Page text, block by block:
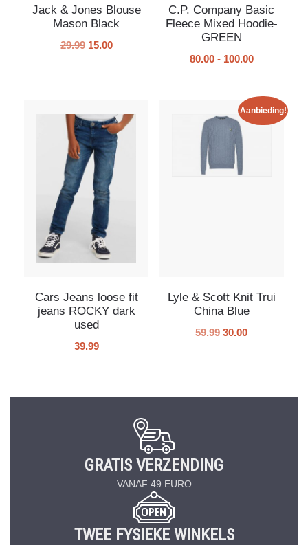
Jack & Jones Blouse
Mason Black
29.99 15.00
C.P. Company Basic
Fleece Mixed Hoodie-
GREEN
80.00 - 100.00
Cars Jeans loose fit
jeans ROCKY dark
used
39.99
Aanbieding!
Lyle & Scott Knit Trui
China Blue
59.99 30.00
GRATIS VERZENDING
VANAF 49 EURO
TWEE FYSIEKE WINKELS